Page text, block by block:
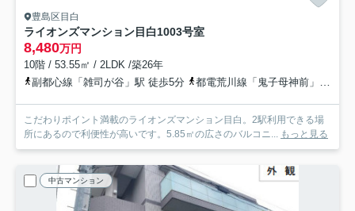
豊島区目白
ライオンズマンション目白1003号室
8,480万円
10階 / 53.55㎡ / 2LDK /築26年
副都心線「雑司が谷」駅 徒歩5分
都電荒川線「鬼子母神前」駅 徒歩6分
こだわりポイント満載のライオンズマンション目白。2駅利用できる場
所にあるので利便性が高いです。5.85㎡の広さのバルコニ... もっと見る
中古マンション